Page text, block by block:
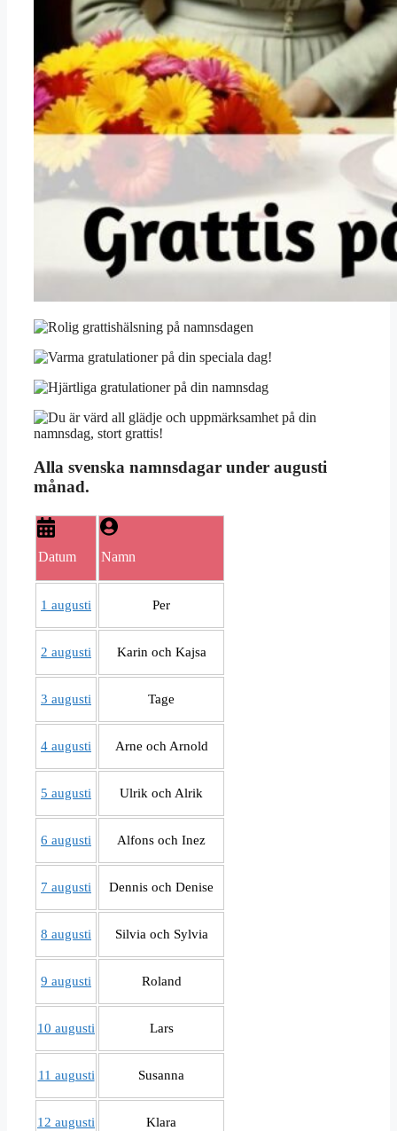
Alla svenska namnsdagar under augusti
månad.
Datum Namn
1 augusti Per
2 augusti Karin och Kajsa
3 augusti Tage
4 augusti Arne och Arnold
5 augusti Ulrik och Alrik
6 augusti Alfons och Inez
7 augusti Dennis och Denise
8 augusti Silvia och Sylvia
9 augusti Roland
10 augusti Lars
11 augusti Susanna
12 augusti Klara